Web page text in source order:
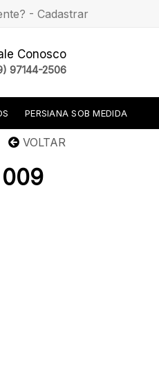
- Cadastrar
Conosco
97144-2506
PERSIANA SOB MEDIDA
VOLTAR
009